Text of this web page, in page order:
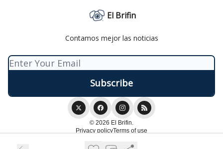
El Brifin
Contamos mejor las noticias
© 2026 El Brifin.
Privacy policyTerms of use
Powered by beehiiv